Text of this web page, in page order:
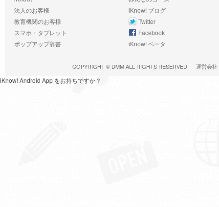
法人のお客様
教育機関のお客様
スマホ・タブレット
ポップアップ辞書
iKnow! ブログ
Twitter
Facebook
iKnow! ベータ
COPYRIGHT © DMMALL RIGHTS RESERVED 運営会社
iKnow! Android App をお持ちですか？